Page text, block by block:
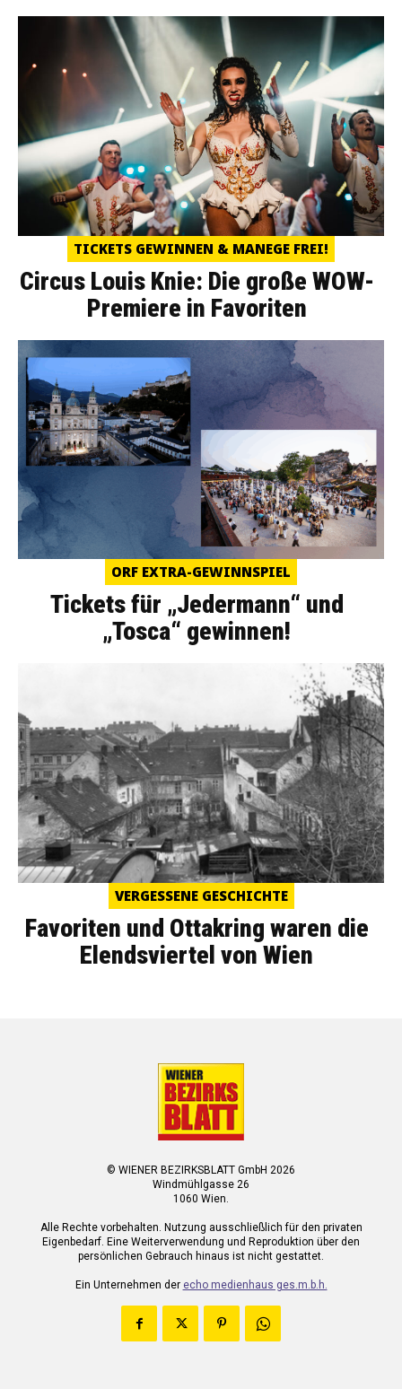
TICKETS GEWINNEN & MANEGE FREI!
Circus Louis Knie: Die große WOW-
Premiere in Favoriten
ORF EXTRA-GEWINNSPIEL
Tickets für „Jedermann“ und
„Tosca“ gewinnen!
VERGESSENE GESCHICHTE
Favoriten und Ottakring waren die
Elendsviertel von Wien
© WIENER BEZIRKSBLATT GmbH 2026
Windmühlgasse 26
1060 Wien.
Alle Rechte vorbehalten. Nutzung ausschließlich für den privaten
Eigenbedarf. Eine Weiterverwendung und Reproduktion über den
persönlichen Gebrauch hinaus ist nicht gestattet.
Ein Unternehmen der echo medienhaus ges.m.b.h.